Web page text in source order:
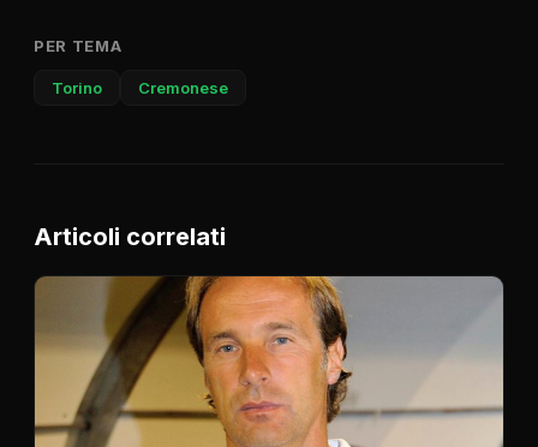
PER TEMA
Torino Cremonese
Articoli correlati